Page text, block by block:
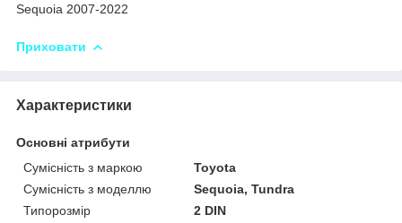
Sequoia 2007-2022
Приховати
Характеристики
Основні атрибути
Сумісність з маркою
Toyota
Сумісність з моделлю
Sequoia, Tundra
Типорозмір
2 DIN